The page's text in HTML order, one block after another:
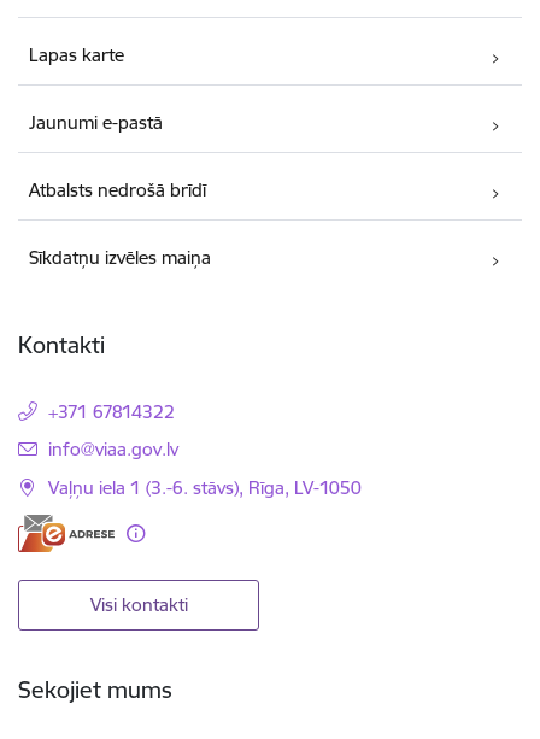
Lapas karte
Jaunumi e-pastā
Atbalsts nedrošā brīdī
Sīkdatņu izvēles maiņa
Kontakti
+371 67814322
E-pasts:
info@viaa.gov.lv
Vaļņu iela 1 (3.-6. stāvs), Rīga, LV-1050
Visi kontakti
Sekojiet mums